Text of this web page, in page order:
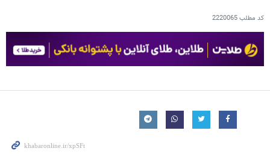
کد مطلب2220065